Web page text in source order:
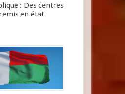
: Des centres
en état